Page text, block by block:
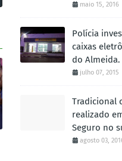
maio 15, 2016
Polícia
caixas
do Almeida.
julho 07, 2015
Tradicional
realizado
Seguro no
agosto 03,